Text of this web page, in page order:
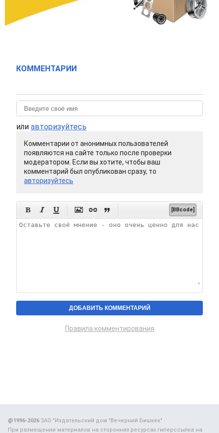
КОММЕНТАРИИ
или авторизуйтесь
Комментарии от анонимных пользователей
появляются на сайте только после проверки
модератором. Если вы хотите, чтобы ваш
комментарий был опубликован сразу, то
авторизуйтесь
      [BBcode]
Правила комментирования
@1996-2026ЗАО "Издательский дом "Вечерний Бишкек"
При размещении материалов на сторонних ресурсах гиперссылка на